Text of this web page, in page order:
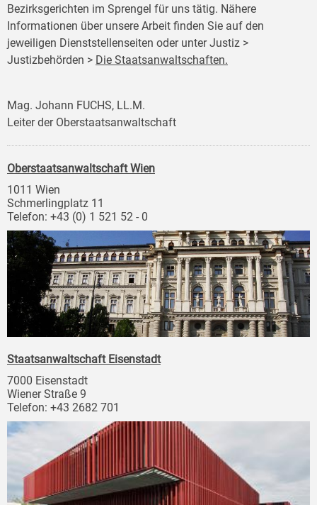
Bezirksgerichten im Sprengel für uns tätig. Nähere
Informationen über unsere Arbeit finden Sie auf den
jeweiligen Dienststellenseiten oder unter Justiz >
Justizbehörden > Die Staatsanwaltschaften.
Mag. Johann FUCHS, LL.M.
Leiter der Oberstaatsanwaltschaft
Oberstaatsanwaltschaft Wien
1011 Wien
Schmerlingplatz 11
Telefon: +43 (0) 1 521 52 - 0
Staatsanwaltschaft Eisenstadt
7000 Eisenstadt
Wiener Straße 9
Telefon: +43 2682 701